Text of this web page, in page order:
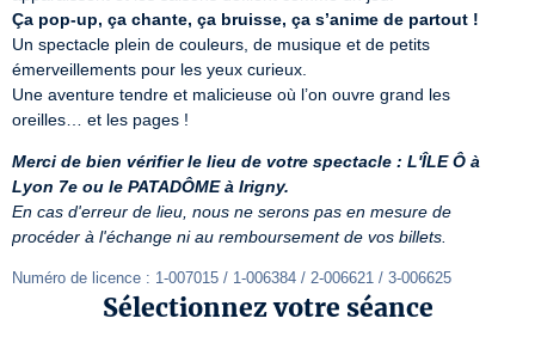
Ça pop-up, ça chante, ça bruisse, ça s’anime de partout !
Un spectacle plein de couleurs, de musique et de petits
émerveillements pour les yeux curieux.
Une aventure tendre et malicieuse où l’on ouvre grand les
oreilles… et les pages !
Merci de bien vérifier le lieu de votre spectacle : L'ÎLE Ô à
Lyon 7e ou le PATADÔME à Irigny.
En cas d'erreur de lieu, nous ne serons pas en mesure de
procéder à l'échange ni au remboursement de vos billets.
Numéro de licence : 1-007015 / 1-006384 / 2-006621 / 3-006625
Sélectionnez votre séance